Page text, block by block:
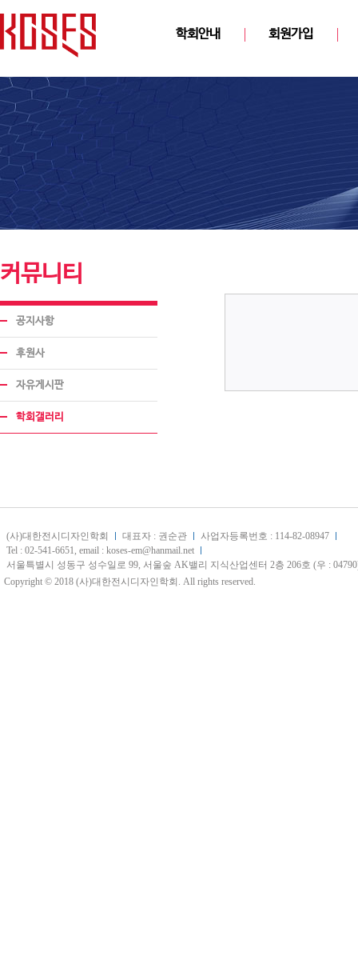
학회안내 회원가입
커뮤니티
공지사항
후원사
자유게시판
학회갤러리
(사)대한전시디자인학회 대표자 : 권순관
사업자등록번호 : 114-82-08947
Tel : 02-541-6651, email : koses-em@hanmail.net
서울특별시 성동구 성수일로 99, 서울숲 AK밸리 지식산업센터 2층 206호 (우 :
Copyright © 2018 (사)대한전시디자인학회. All rights reserved.